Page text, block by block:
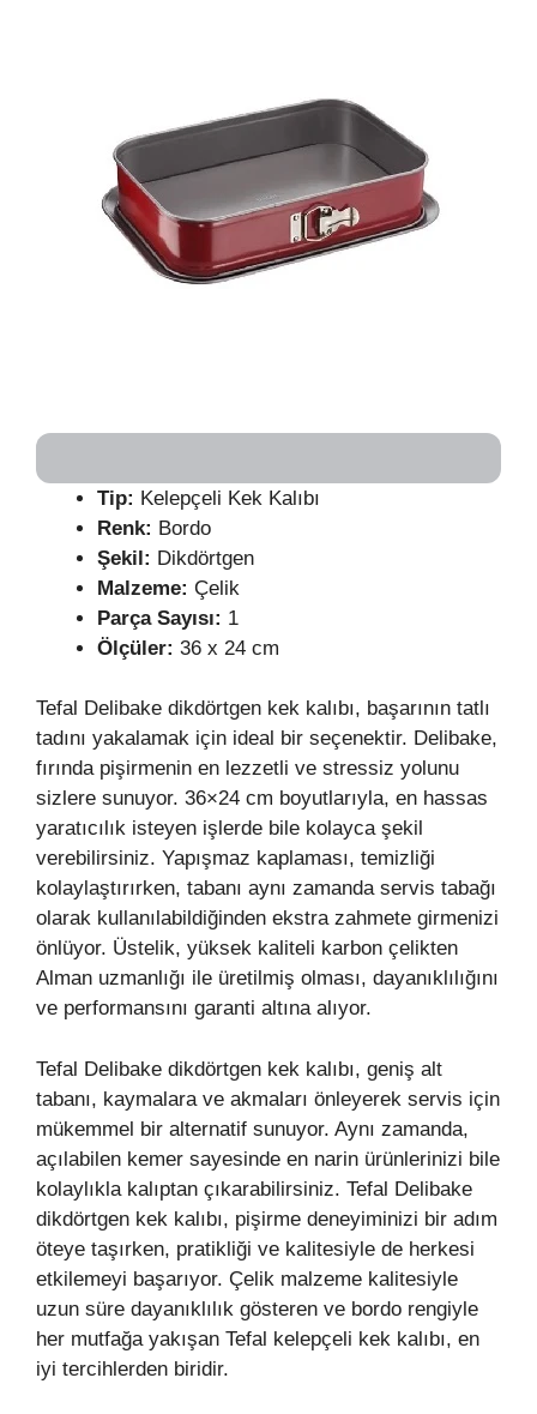
Tip: Kelepçeli Kek Kalıbı
Renk: Bordo
Şekil: Dikdörtgen
Malzeme: Çelik
Parça Sayısı: 1
Ölçüler: 36 x 24 cm
Tefal Delibake dikdörtgen kek kalıbı, başarının tatlı
tadını yakalamak için ideal bir seçenektir. Delibake,
fırında pişirmenin en lezzetli ve stressiz yolunu
sizlere sunuyor. 36×24 cm boyutlarıyla, en hassas
yaratıcılık isteyen işlerde bile kolayca şekil
verebilirsiniz. Yapışmaz kaplaması, temizliği
kolaylaştırırken, tabanı aynı zamanda servis tabağı
olarak kullanılabildiğinden ekstra zahmete girmenizi
önlüyor. Üstelik, yüksek kaliteli karbon çelikten
Alman uzmanlığı ile üretilmiş olması, dayanıklılığını
ve performansını garanti altına alıyor.
Tefal Delibake dikdörtgen kek kalıbı, geniş alt
tabanı, kaymalara ve akmaları önleyerek servis için
mükemmel bir alternatif sunuyor. Aynı zamanda,
açılabilen kemer sayesinde en narin ürünlerinizi bile
kolaylıkla kalıptan çıkarabilirsiniz. Tefal Delibake
dikdörtgen kek kalıbı, pişirme deneyiminizi bir adım
öteye taşırken, pratikliği ve kalitesiyle de herkesi
etkilemeyi başarıyor. Çelik malzeme kalitesiyle
uzun süre dayanıklılık gösteren ve bordo rengiyle
her mutfağa yakışan Tefal kelepçeli kek kalıbı, en
iyi tercihlerden biridir.